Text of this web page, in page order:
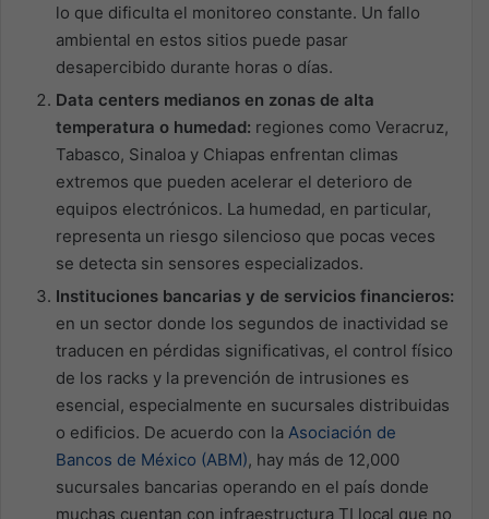
lo que dificulta el monitoreo constante. Un fallo
ambiental en estos sitios puede pasar
desapercibido durante horas o días.
Data centers medianos en zonas de alta
temperatura o humedad: regiones como Veracruz,
Tabasco, Sinaloa y Chiapas enfrentan climas
extremos que pueden acelerar el deterioro de
equipos electrónicos. La humedad, en particular,
representa un riesgo silencioso que pocas veces
se detecta sin sensores especializados.
Instituciones bancarias y de servicios financieros:
en un sector donde los segundos de inactividad se
traducen en pérdidas significativas, el control físico
de los racks y la prevención de intrusiones es
esencial, especialmente en sucursales distribuidas
o edificios. De acuerdo con la Asociación de
Bancos de México (ABM), hay más de 12,000
sucursales bancarias operando en el país donde
muchas cuentan con infraestructura TI local que no